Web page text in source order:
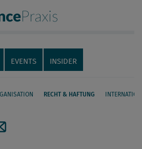
Praxis
EVENTS INSIDER
RECHT & HAFTUNG